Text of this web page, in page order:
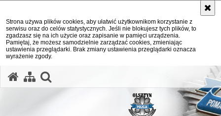
Strona używa plików cookies, aby ułatwić użytkownikom korzystanie z
serwisu oraz do celów statystycznych. Jeśli nie blokujesz tych plików, to
zgadzasz się na ich użycie oraz zapisanie w pamięci urządzenia.
Pamiętaj, że możesz samodzielnie zarządzać cookies, zmieniając
ustawienia przeglądarki. Brak zmiany ustawienia przeglądarki oznacza
wyrażenie zgody.